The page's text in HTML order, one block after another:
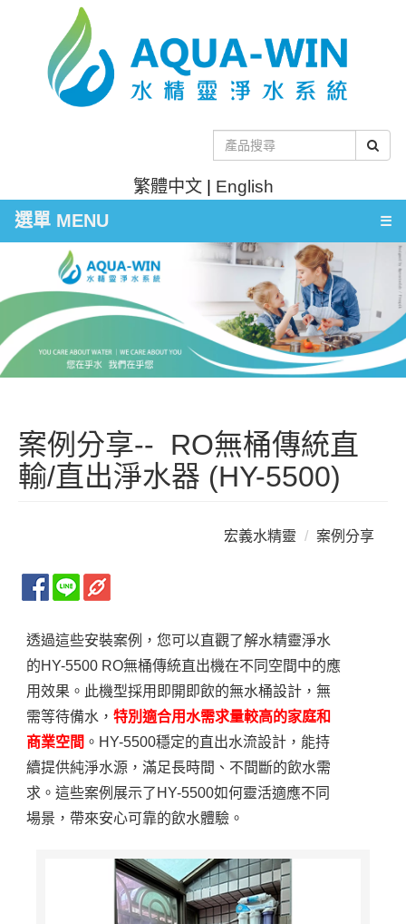
繁體中文| English
選單 MENU ☰
案例分享-- RO無桶傳統直
輸/直出淨水器 (HY-5500)
宏義水精靈 案例分享
透過這些安裝案例，您可以直觀了解水精靈淨水
的HY-5500 RO無桶傳統直出機在不同空間中的應
用效果。此機型採用即開即飲的無水桶設計，無
需等待備水， 特別適合用水需求量較高的家庭和
商業空間 。HY-5500穩定的直出水流設計，能持
續提供純淨水源，滿足長時間、不間斷的飲水需
求。這些案例展示了HY-5500如何靈活適應不同
場景，帶來安心可靠的飲水體驗。